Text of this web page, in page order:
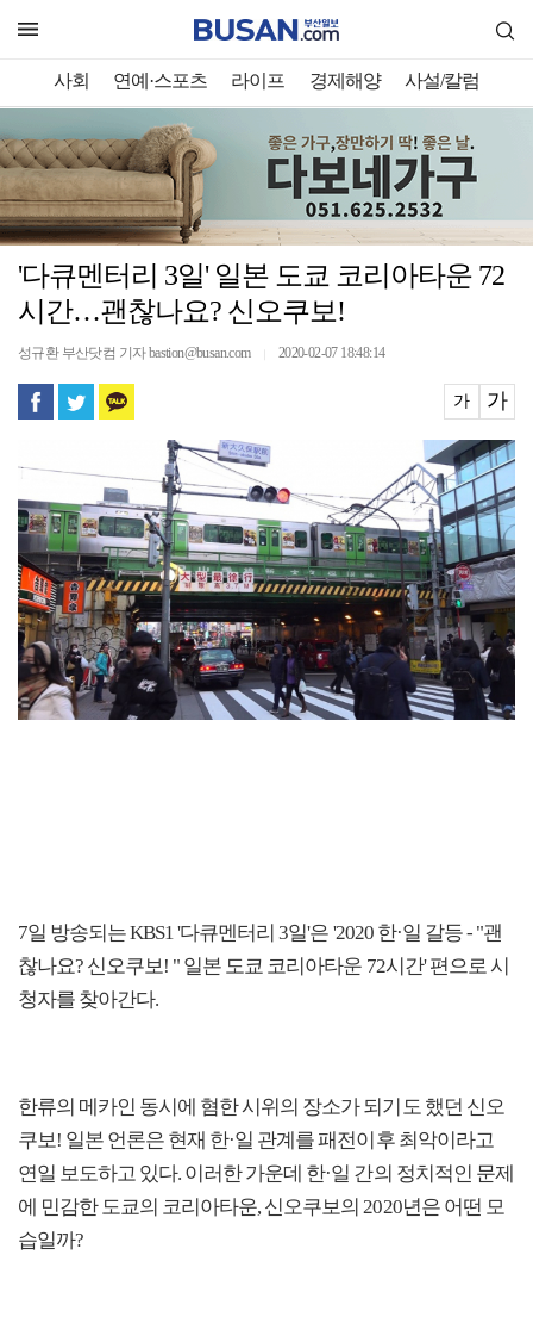
사회 연예·스포츠 라이프 경제해양 사설/칼럼
'다큐멘터리 3일' 일본 도쿄 코리아타운 72
시간…괜찮나요? 신오쿠보!
성규환 부산닷컴 기자 bastion@busan.com 2020-02-07 18:48:14
가 가
7일 방송되는 KBS1 '다큐멘터리 3일'은 '2020 한·일 갈등 - "괜
찮나요? 신오쿠보! " 일본 도쿄 코리아타운 72시간' 편으로 시
청자를 찾아간다.
한류의 메카인 동시에 혐한 시위의 장소가 되기도 했던 신오
쿠보! 일본 언론은 현재 한·일 관계를 패전이후 최악이라고
연일 보도하고 있다. 이러한 가운데 한·일 간의 정치적인 문제
에 민감한 도쿄의 코리아타운, 신오쿠보의 2020년은 어떤 모
습일까?